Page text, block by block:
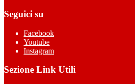
Seguici su
Facebook
Youtube
Instagram
Sezione Link Utili